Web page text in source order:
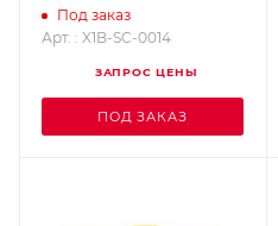
кнопкой - Grit 14
SUPERABRASIVE X1B-SC-
Под заказ
Арт. : X1B-SC-0014
ЗАПРОС ЦЕНЫ
ПОД ЗАКАЗ